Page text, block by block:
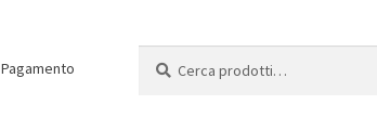
Pagamento